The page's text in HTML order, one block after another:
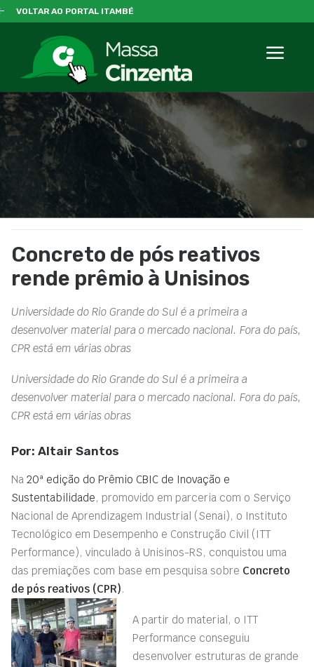
VOLTAR AO PORTAL ITAMBÉ
Concreto de pós reativos
rende prêmio à Unisinos
Universidade do Rio Grande do Sul é a primeira a
desenvolver material para o mercado nacional. Fora do país,
CPR está em várias obras
Universidade do Rio Grande do Sul é a primeira a
desenvolver material para o mercado nacional. Fora do país,
CPR está em várias obras
Por: Altair Santos
Na 20ª edição do Prêmio CBIC de Inovação e
Sustentabilidade, promovido em parceria com o Serviço
Nacional de Aprendizagem Industrial (Senai), o Instituto
Tecnológico em Desempenho e Construção Civil (ITT
Performance), vinculado à Unisinos-RS, conquistou uma
das premiações com base em pesquisa sobre Concreto
de pós reativos (CPR).
A partir do material, o ITT
Performance conseguiu
desenvolver estruturas de grande